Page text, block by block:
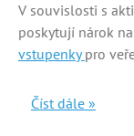
V souvislosti s
poskytují nárok
vstupenkypro
Číst dále »